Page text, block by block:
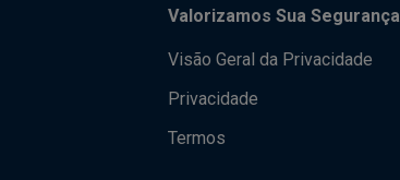
Valorizamos Sua Segurança
Visão Geral da Privacidade
Privacidade
Termos